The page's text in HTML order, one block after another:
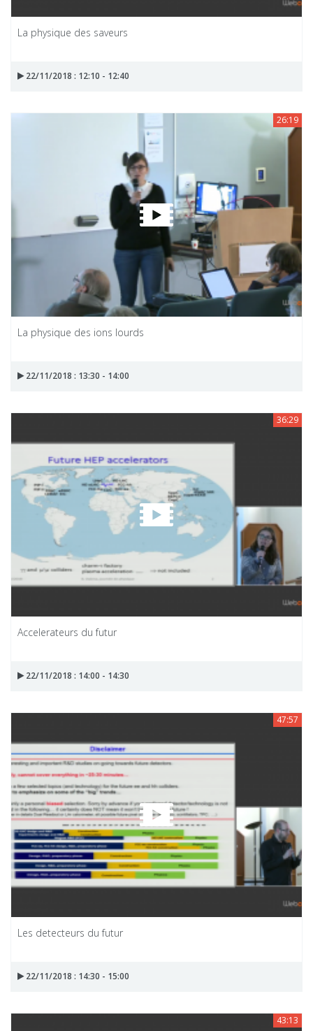
La physique des saveurs
22/11/2018 : 12:10 - 12:40
26:19
La physique des ions lourds
22/11/2018 : 13:30 - 14:00
36:29
Accelerateurs du futur
22/11/2018 : 14:00 - 14:30
47:57
Les detecteurs du futur
22/11/2018 : 14:30 - 15:00
43:13